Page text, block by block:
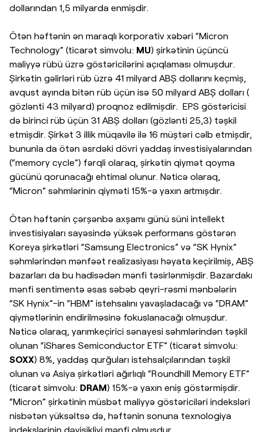
dollarından 1,5 milyarda enmişdir.
Ötən həftənin ən maraqlı korporativ xəbəri “Micron
Technology” (ticarət simvolu: MU) şirkətinin üçüncü
maliyyə rübü üzrə göstəricilərini açıqlaması olmuşdur.
Şirkətin gəlirləri rüb üzrə 41 milyard ABŞ dollarını keçmiş,
avqust ayında bitən rüb üçün isə 50 milyard ABŞ dolları (
gözlənti 43 milyard) proqnoz edilmişdir. EPS göstəricisi
də birinci rüb üçün 31 ABŞ dolları (gözlənti 25,3) təşkil
etmişdir. Şirkət 3 illik müqavilə ilə 16 müştəri cəlb etmişdir,
bununla da ötən əsrdəki dövri yaddaş investisiyalarından
(“memory cycle”) fərqli olaraq, şirkətin qiymət qoyma
gücünü qorunacağı ehtimal olunur. Nəticə olaraq,
“Micron” səhmlərinin qiyməti 15%-ə yaxın artmışdır.
Ötən həftənin çərşənbə axşamı günü süni intellekt
investisiyaları sayəsində yüksək performans göstərən
Koreya şirkətləri “Samsung Electronics” və “SK Hynix”
səhmlərindən mənfəət realizasiyası həyata keçirilmiş, ABŞ
bazarları da bu hadisədən mənfi təsirlənmişdir. Bazardakı
mənfi sentimentə əsas səbəb qeyri-rəsmi mənbələrin
“SK Hynix”-in “HBM” istehsalını yavaşladacağı və “DRAM”
qiymətlərinin endirilməsinə fokuslanacağı olmuşdur.
Nəticə olaraq, yarımkeçirici sənayesi səhmlərindən təşkil
olunan “iShares Semiconductor ETF” (ticarət simvolu:
SOXX) 8%, yaddaş qurğuları istehsalçılarından təşkil
olunan və Asiya şirkətləri ağırlıqlı “Roundhill Memory ETF”
(ticarət simvolu: DRAM) 15%-ə yaxın eniş göstərmişdir.
“Micron” şirkətinin müsbət maliyyə göstəriciləri indeksləri
nisbətən yüksəltsə də, həftənin sonuna texnologiya
indekslərinin dəyişikliyi mənfi olmuşdur.